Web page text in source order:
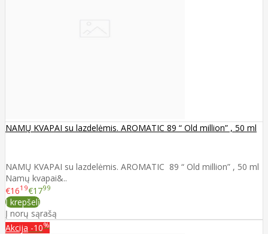
NAMŲ KVAPAI su lazdelėmis. AROMATIC 89 “ Old million” , 50 ml
NAMŲ KVAPAI su lazdelėmis. AROMATIC 89 “ Old million” , 50 ml
Namų kvapai&..
€1619€1799
Į krepšelį
Į norų sąrašą
Akcija -10%